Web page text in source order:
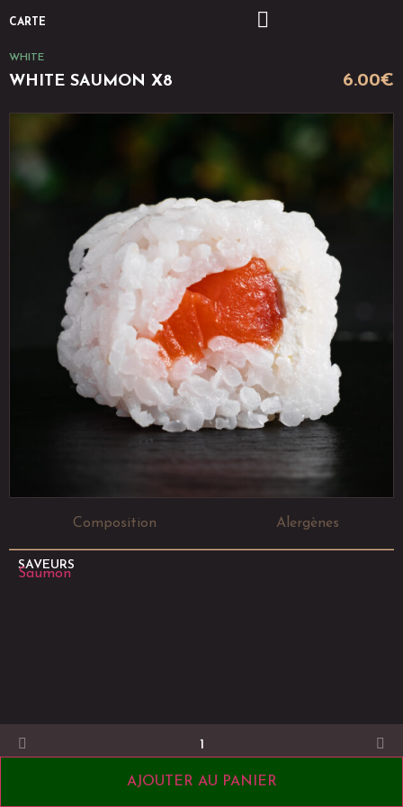
CARTE
WHITE
WHITE SAUMON X8 6.00€
AJOUTER AU PANIER
Composition Alergènes
SAVEURS
Saumon
© Atelier Sushi 2026